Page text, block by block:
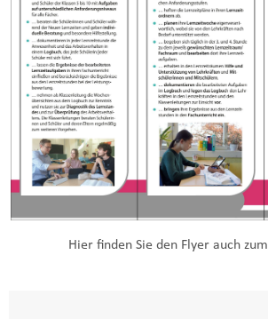
Hier finden Sie den Flyer auch zum